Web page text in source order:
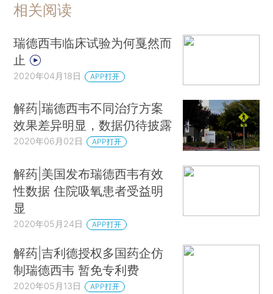
相关阅读
瑞德西韦临床试验为何戛然而
止
2020年04月18日 APP打开
解药|瑞德西韦不同治疗方案
效果差异明显，数据仍待披露
2020年06月02日 APP打开
解药|美国发布瑞德西韦有效
性数据 住院吸氧患者受益明
显
2020年05月24日 APP打开
解药|吉利德授权多国药企仿
制瑞德西韦 暂免专利费
2020年05月13日 APP打开